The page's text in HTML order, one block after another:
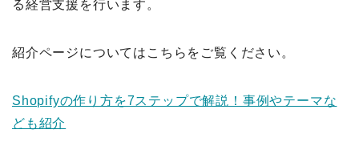
る経営支援を行います。
紹介ページについてはこちらをご覧ください。
Shopifyの作り方を7ステップで解説！事例やテーマな
ども紹介